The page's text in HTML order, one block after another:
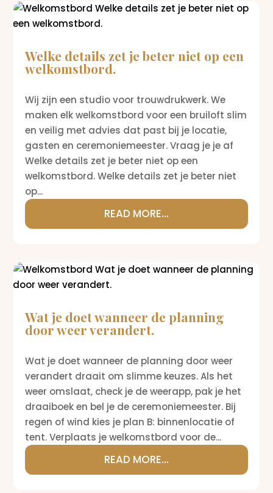
Welke details zet je beter niet op een
welkomstbord.
Wij zijn een studio voor trouwdrukwerk. We
maken elk welkomstbord voor een bruiloft slim
en veilig met advies dat past bij je locatie,
gasten en ceremoniemeester. Vraag je je af
Welke details zet je beter niet op een
welkomstbord. Welke details zet je beter niet
op...
READ MORE...
Wat je doet wanneer de planning
door weer verandert.
Wat je doet wanneer de planning door weer
verandert draait om slimme keuzes. Als het
weer omslaat, check je de weerapp, pak je het
draaiboek en bel je de ceremoniemeester. Bij
regen of wind kies je plan B: binnenlocatie of
tent. Verplaats je welkomstbord voor de...
READ MORE...